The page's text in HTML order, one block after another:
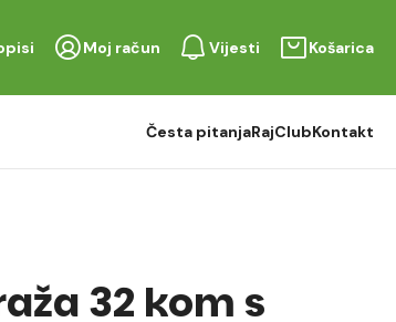
Moj račun Vijesti Košarica
Česta pitanjaRajClubKontakt
32 kom s